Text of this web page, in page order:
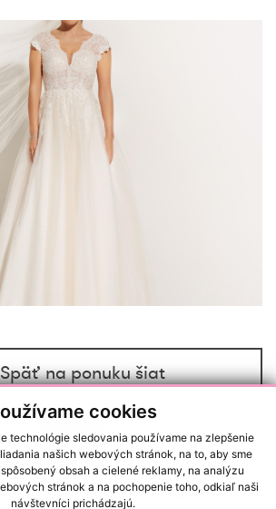
cookies
technológie sledovania používame na zlepšenie
našich webových stránok, na to, aby sme
obsah a cielené reklamy, na analýzu
stránok a na pochopenie toho, odkiaľ naši
návštevníci prichádzajú.
na ponuku šiat
A, 83102, BRATISLAVA (NOVÉ MESTO)